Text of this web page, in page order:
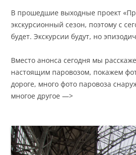
В прошедшие выходные проект
экскурсионный сезон, поэтому с
будет. Экскурсии будут, но
Вместо анонса сегодня мы
настоящим паровозом, покажем
дороге, много фото паровоза
многое другое —>